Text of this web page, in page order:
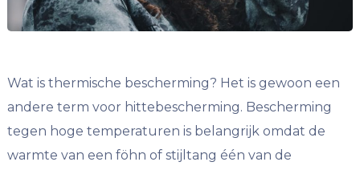
Wat is thermische bescherming? Het is gewoon een
andere term voor hittebescherming. Bescherming
tegen hoge temperaturen is belangrijk omdat de
warmte van een föhn of stijltang één van de